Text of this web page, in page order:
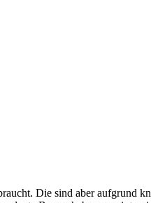
Die sind aber aufgrund